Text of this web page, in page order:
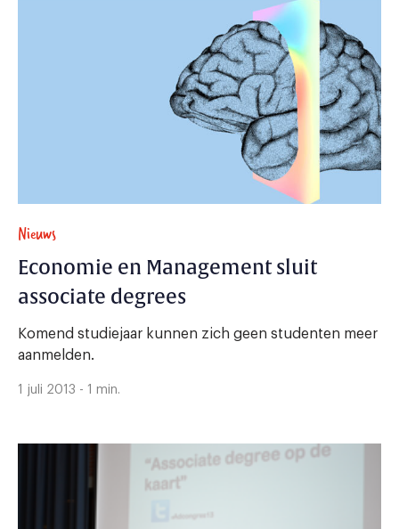
Nieuws
Economie en Management sluit
associate degrees
Komend studiejaar kunnen zich geen studenten meer
aanmelden.
1 juli 2013 - 1 min.